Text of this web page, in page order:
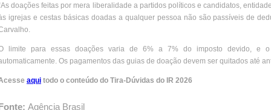
doações feitas por mera liberalidade a partidos políticos e candidatos,
igrejas e cestas básicas doadas a qualquer pessoa não são passíveis de
limite para essas doações varia de 6% a 7% do imposto devido, e
Os pagamentos das guias de doação devem ser quitados até
aqui todo o conteúdo do Tira-Dúvidas do IR 2026
Agência Brasil